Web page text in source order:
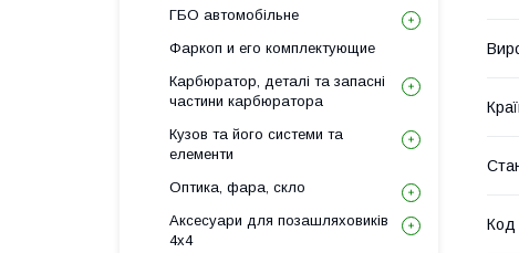
Код
ГБО автомобільне
Фаркоп и его комплектующие
Карбюратор, деталі та запасні
частини карбюратора
Кузов та його системи та
елементи
Оптика, фара, скло
Аксесуари для позашляховиків
4х4